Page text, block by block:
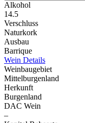
Alkohol
14.5
Verschluss
Naturkork
Ausbau
Barrique
Wein Details
Weinbaugebiet
Mittelburgenland
Herkunft
Burgenland
DAC Wein
–